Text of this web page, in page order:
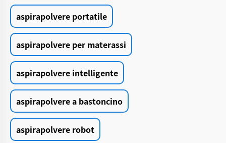
aspirapolvere portatile
aspirapolvere per materassi
aspirapolvere intelligente
aspirapolvere a bastoncino
aspirapolvere robot